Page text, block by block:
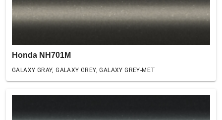
Honda NH701M
GALAXY GRAY, GALAXY GREY, GALAXY GREY-MET